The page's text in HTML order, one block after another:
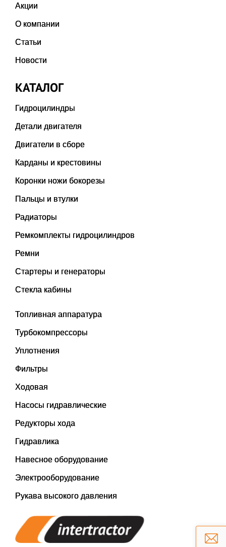
Акции
О компании
Статьи
Новости
КАТАЛОГ
Гидроцилиндры
Детали двигателя
Двигатели в сборе
Карданы и крестовины
Коронки ножи бокорезы
Пальцы и втулки
Радиаторы
Ремкомплекты гидроцилиндров
Ремни
Стартеры и генераторы
Стекла кабины
Топливная аппаратура
Турбокомпрессоры
Уплотнения
Фильтры
Ходовая
Насосы гидравлические
Редукторы хода
Гидравлика
Навесное оборудование
Электрооборудование
Рукава высокого давления